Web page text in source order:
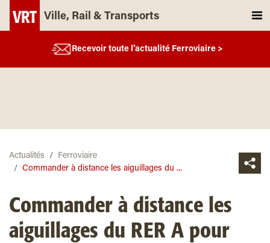
Ville, Rail & Transports
Recevoir toute l’actualité Ferroviaire >
Actualités
Ferroviaire
Commander à distance les aiguillages du ...
Commander à distance les
aiguillages du RER A pour